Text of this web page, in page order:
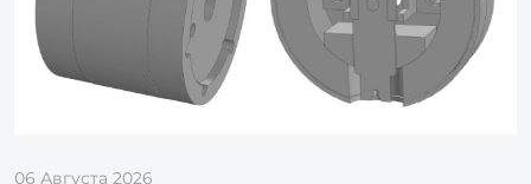
06 Августа 2026